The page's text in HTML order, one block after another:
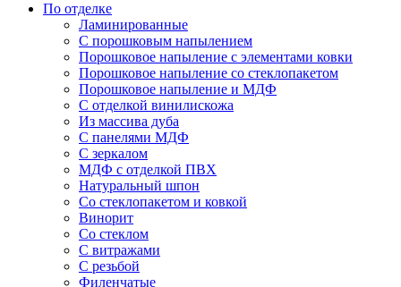
По отделке
Ламинированные
С порошковым напылением
Порошковое напыление с элементами ковки
Порошковое напыление со стеклопакетом
Порошковое напыление и МДФ
С отделкой винилискожа
Из массива дуба
С панелями МДФ
С зеркалом
МДФ с отделкой ПВХ
Натуральный шпон
Со стеклопакетом и ковкой
Винорит
Со стеклом
С витражами
С резьбой
Филенчатые